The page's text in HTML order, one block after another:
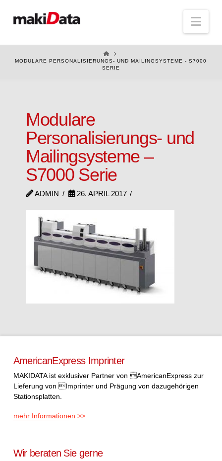
HOME
MODULARE PERSONALISIERUNGS- UND MAILINGSYSTEME - S7000
SERIE
Modulare
Personalisierungs- und
Mailingsysteme –
S7000 Serie
ADMIN 26. APRIL 2017
AmericanExpress Imprinter
MAKIDATA ist exklusiver Partner von AmericanExpress zur
Lieferung von Imprinter und Prägung von dazugehörigen
Stationsplatten.
mehr Informationen >>
Wir beraten Sie gerne